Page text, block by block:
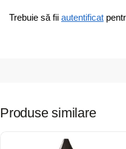
Trebuie să fii autentificat
Produse similare